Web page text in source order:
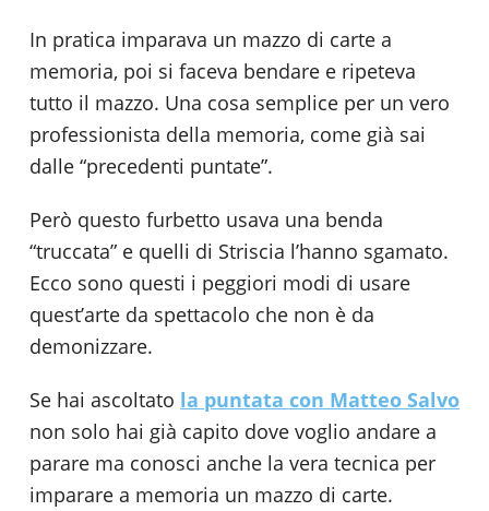
In pratica imparava un mazzo di carte a
memoria, poi si faceva bendare e ripeteva
tutto il mazzo. Una cosa semplice per un vero
professionista della memoria, come già sai
dalle “precedenti puntate”.
Però questo furbetto usava una benda
“truccata” e quelli di Striscia l’hanno sgamato.
Ecco sono questi i peggiori modi di usare
quest’arte da spettacolo che non è da
demonizzare.
Se hai ascoltato la puntata con Matteo Salvo
non solo hai già capito dove voglio andare a
parare ma conosci anche la vera tecnica per
imparare a memoria un mazzo di carte.